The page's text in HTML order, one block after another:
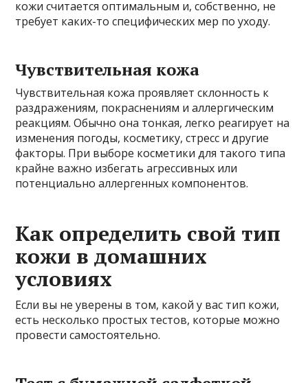
кожи считается оптимальным и, собственно, не
требует каких-то специфических мер по уходу.
Чувствительная кожа
Чувствительная кожа проявляет склонность к
раздражениям, покраснениям и аллергическим
реакциям. Обычно она тонкая, легко реагирует на
изменения погоды, косметику, стресс и другие
факторы. При выборе косметики для такого типа
крайне важно избегать агрессивных или
потенциально аллергенных компонентов.
Как определить свой тип
кожи в домашних
условиях
Если вы не уверены в том, какой у вас тип кожи,
есть несколько простых тестов, которые можно
провести самостоятельно.